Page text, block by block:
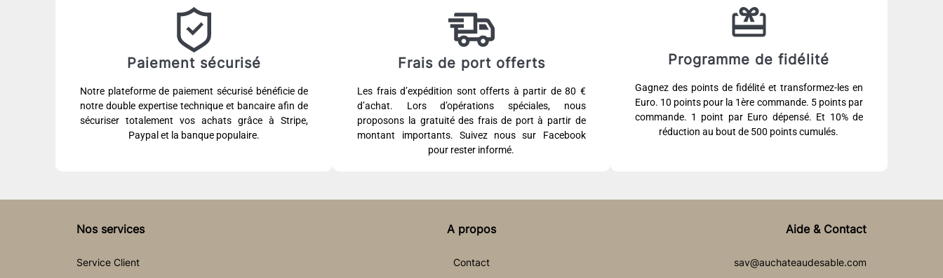
Paiement sécurisé
Notre plateforme de paiement sécurisé bénéficie de
notre double expertise technique et bancaire afin de
sécuriser totalement vos achats grâce à Stripe,
Paypal et la banque populaire.
Frais de port offerts
Les frais d’expédition sont offerts à partir de 80 €
d’achat. Lors d’opérations spéciales, nous
proposons la gratuité des frais de port à partir de
montant importants. Suivez nous sur Facebook
pour rester informé.
Programme de fidélité
Gagnez des points de fidélité et transformez-les en
Euro. 10 points pour la 1ère commande. 5 points par
commande. 1 point par Euro dépensé. Et 10% de
réduction au bout de 500 points cumulés.
Nos services
Service Client
A propos
Contact
Aide & Contact
sav@auchateaudesable.com